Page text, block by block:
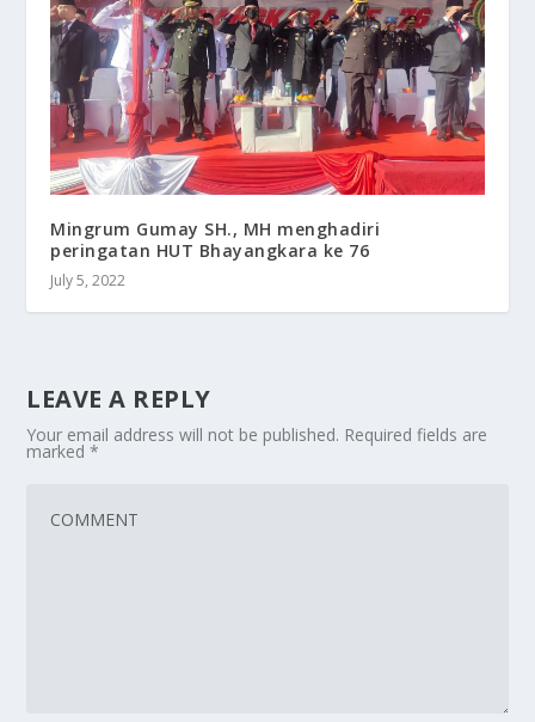
Mingrum Gumay SH., MH menghadiri
peringatan HUT Bhayangkara ke 76
July 5, 2022
LEAVE A REPLY
Your email address will not be published. Required fields are
marked*